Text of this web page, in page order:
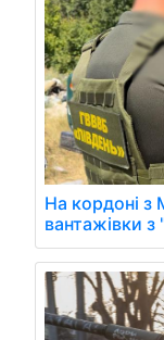
На кордоні з
вантажівки